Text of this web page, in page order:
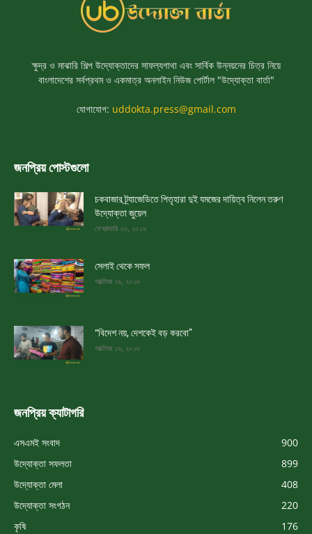
ক্ষুদ্র ও মাঝারি শিল্প উদ্যোক্তাদের সাফল্যগাথা এবং সার্বিক উন্নয়নের চিত্র নিয়ে
বাংলাদেশের সর্বপ্রথম ও একমাত্র অনলাইন নিউজ পোর্টাল "উদ্যোক্তা বার্তা"
যোগাযোগ: uddokta.press@gmail.com
জনপ্রিয় পোস্টগুলো
চকবাজার ট্র্যাজেডিতে পিতৃহারা দুই যমজের দায়িত্ব নিলেন তরুণ
উদ্যোক্তা জুয়েল
ফেব্রুয়ারি ২৩, ২০১৯
সেলাই থেকে সফল
অক্টোবর ২৯, ২০১৮
“বিদেশ নয়, দেশকেই বড় করবো”
অক্টোবর ১৯, ২০১৮
জনপ্রিয় ক্যাটাগরি
এসএমই সংবাদ
900
উদ্যোক্তা সফলতা
899
উদ্যোক্তা মেলা
408
উদ্যোক্তা সংগঠন
220
কৃষি
176